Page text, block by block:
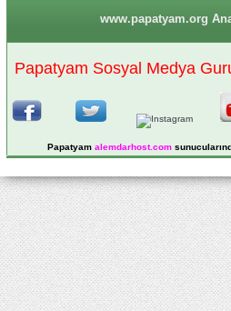
www.papatyam.org
Papatyam Sosyal Medya
Papatyam alemdarhost.com